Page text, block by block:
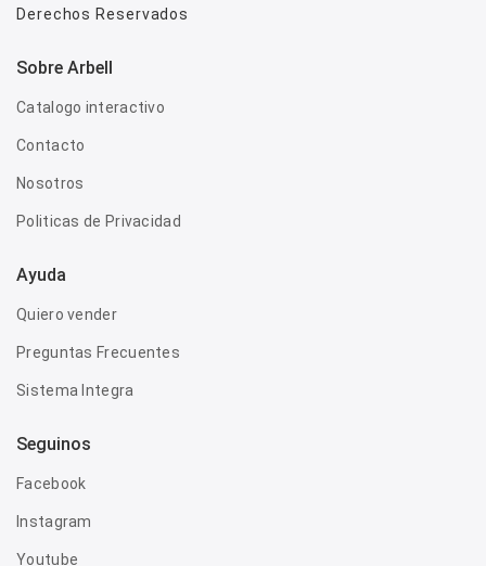
Derechos Reservados
Sobre Arbell
Catalogo interactivo
Contacto
Nosotros
Politicas de Privacidad
Ayuda
Quiero vender
Preguntas Frecuentes
Sistema Integra
Seguinos
Facebook
Instagram
Youtube